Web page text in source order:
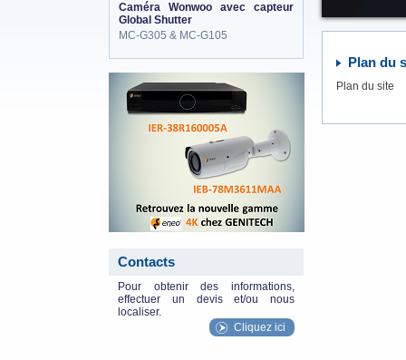
Caméra Wonwoo avec capteur
Global Shutter
MC-G305 & MC-G105
Contacts
Pour obtenir des informations,
effectuer un devis et/ou nous
localiser.
Cliquez ici
Plan du
Plan du site